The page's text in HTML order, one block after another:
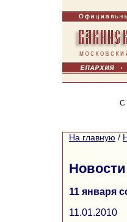
С
На главную /
11 января
11.01.2010